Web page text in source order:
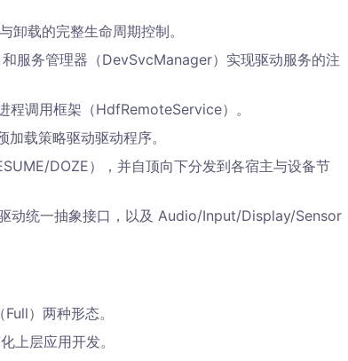
卸载的完整生命周期控制。
服务管理器（DevSvcManager）实现驱动服务的注
程调用框架（HdfRemoteService）。
载策略驱动驱动程序。
DOZE），并自顶向下分发到各宿主与设备节
动统一抽象接口，以及 Audio/Input/Display/Sensor
）两种形态。
上层应用开发。